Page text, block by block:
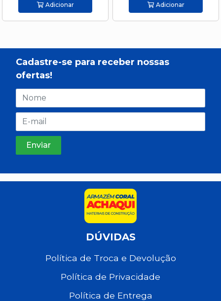
Adicionar Adicionar
Cadastre-se para receber nossas
ofertas!
DÚVIDAS
Política de Troca e Devolução
Política de Privacidade
Política de Entrega